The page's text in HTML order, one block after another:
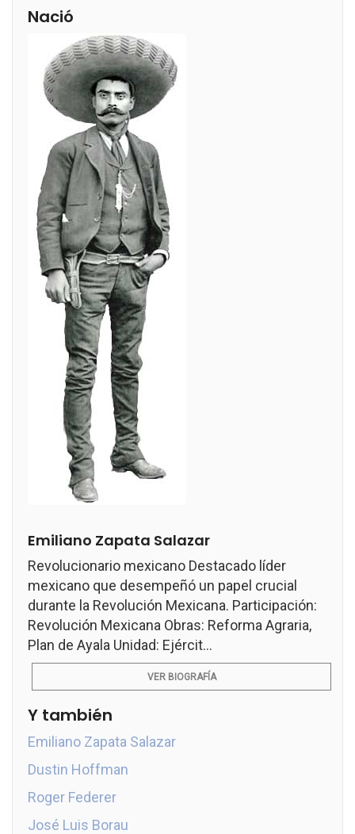
Nació
Emiliano Zapata Salazar
Revolucionario mexicano Destacado líder
mexicano que desempeñó un papel crucial
durante la Revolución Mexicana. Participación:
Revolución Mexicana Obras: Reforma Agraria,
Plan de Ayala Unidad: Ejércit...
VER BIOGRAFÍA
Y también
Emiliano Zapata Salazar
Dustin Hoffman
Roger Federer
José Luis Borau